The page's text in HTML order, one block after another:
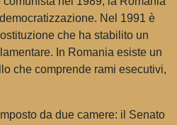
Nel 1991 è
che ha stabilito un
In Romania esiste un
che comprende rami esecutivi,
da due camere: il Senato